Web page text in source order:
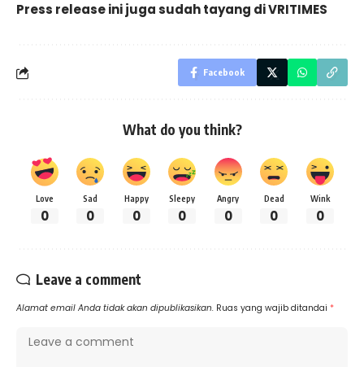
Press release ini juga sudah tayang diVRITIMES
Facebook
What do you think?
Love
0
Sad
0
Happy
0
Sleepy
0
Angry
0
Dead
0
Wink
0
Leave a comment
Alamat email Anda tidak akan dipublikasikan. Ruas yang wajib ditandai *